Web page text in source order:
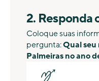
2. Responda
Coloque suas
pergunta:Qual
Palmeiras no ano